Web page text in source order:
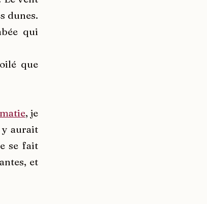
dunes.
qui
que
, je
y aurait
se fait
et